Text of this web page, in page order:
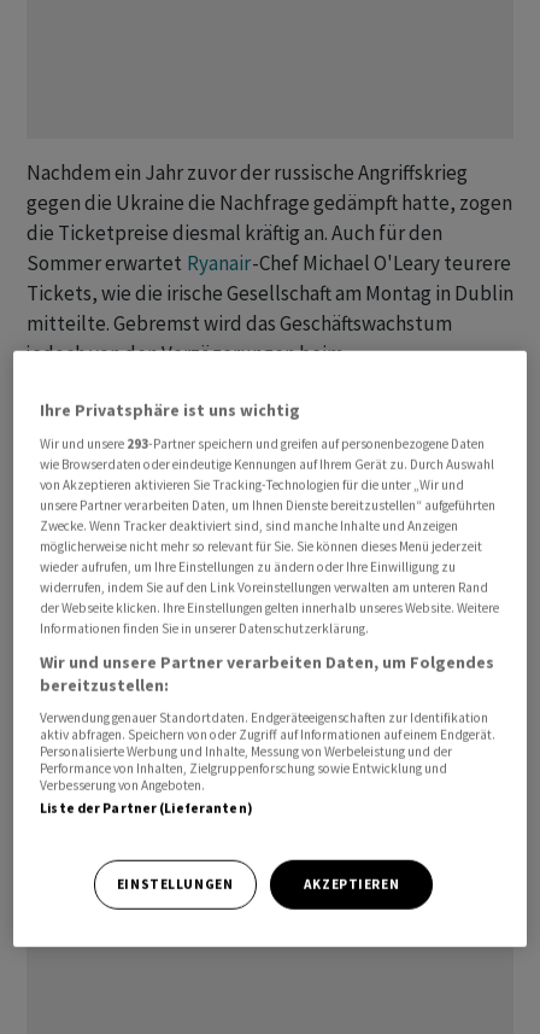
Nachdem ein Jahr zuvor der russische Angriffskrieg
gegen die Ukraine die Nachfrage gedämpft hatte, zogen
die Ticketpreise diesmal kräftig an. Auch für den
Sommer erwartet Ryanair-Chef Michael O'Leary teurere
Tickets, wie die irische Gesellschaft am Montag in Dublin
mitteilte. Gebremst wird das Geschäftswachstum
jedoch von den Verzögerungen beim
der Auslieferung neuer Jets wieder einmal hinterher.
An der Börse wurden die Nachrichten mit Kursverlusten
quittiert. DieRyanair-Aktie verlor an der Börse in Dublin
am Vormittag zuletzt rund vier Prozent an Wert. Auch
für die Papiere anderer Airlines wieLufthansa,Easyjet
Air France-KLMund der British-Airways-MutterIAGging
es abwärts.
Im ersten Geschäftsquartal bis Ende Juni zählte Ryanair
rund 50,4 Millionen Fluggäste und damit elf Prozent
mehr als ein Jahr zuvor. Die Auslastung der Maschinen
verbesserte sich von 92 auf 95 Prozent, und der Umsatz
sprang sogar um 40 Prozent auf 3,65 Milliarden Euro
Ostergeschäfts im Jahresvergleich um durchschnittlich
42 Prozent gestiegen, hiess es zur Erklärung.
Ihre Privatsphäre ist uns wichtig
Wir und unsere 293-Partner speichern und greifen auf personenbezogene Daten
wie Browserdaten oder eindeutige Kennungen auf Ihrem Gerät zu. Durch Auswahl
von Akzeptieren aktivieren Sie Tracking-Technologien für die unter „Wir und
unsere Partner verarbeiten Daten, um Ihnen Dienste bereitzustellen“ aufgeführten
Zwecke. Wenn Tracker deaktiviert sind, sind manche Inhalte und Anzeigen
möglicherweise nicht mehr so relevant für Sie. Sie können dieses Menü jederzeit
wieder aufrufen, um Ihre Einstellungen zu ändern oder Ihre Einwilligung zu
widerrufen, indem Sie auf den Link Voreinstellungen verwalten am unteren Rand
der Webseite klicken. Ihre Einstellungen gelten innerhalb unseres Website. Weitere
Informationen finden Sie in unserer Datenschutzerklärung.
Wir und unsere Partner verarbeiten Daten, um Folgendes
bereitzustellen:
Verwendung genauer Standortdaten. Endgeräteeigenschaften zur Identifikation
aktiv abfragen. Speichern von oder Zugriff auf Informationen auf einem Endgerät.
Personalisierte Werbung und Inhalte, Messung von Werbeleistung und der
Performance von Inhalten, Zielgruppenforschung sowie Entwicklung und
Verbesserung von Angeboten.
Liste der Partner (Lieferanten)
EINSTELLUNGEN AKZEPTIEREN